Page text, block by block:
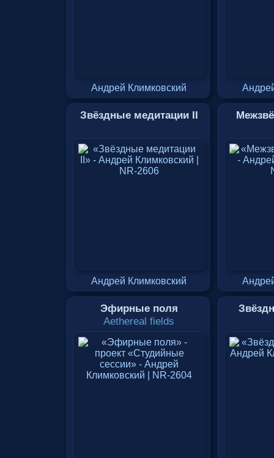
Андрей Климковский
Звёздные медитации II
Андрей Климковский
Эфирные поля
Aethereal fields